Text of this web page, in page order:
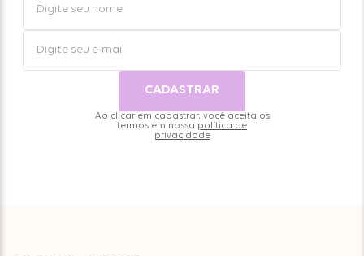
CADASTRAR
Ao clicar em cadastrar, você aceita os
termos em nossa política de
privacidade